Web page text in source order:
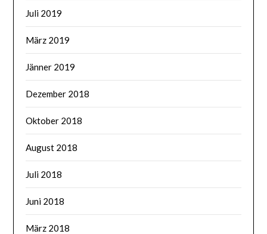
Juli 2019
März 2019
Jänner 2019
Dezember 2018
Oktober 2018
August 2018
Juli 2018
Juni 2018
März 2018